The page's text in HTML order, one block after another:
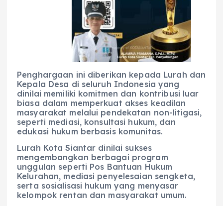
Penghargaan ini diberikan kepada Lurah dan
Kepala Desa di seluruh Indonesia yang
dinilai memiliki komitmen dan kontribusi luar
biasa dalam memperkuat akses keadilan
masyarakat melalui pendekatan non-litigasi,
seperti mediasi, konsultasi hukum, dan
edukasi hukum berbasis komunitas.
Lurah Kota Siantar dinilai sukses
mengembangkan berbagai program
unggulan seperti Pos Bantuan Hukum
Kelurahan, mediasi penyelesaian sengketa,
serta sosialisasi hukum yang menyasar
kelompok rentan dan masyarakat umum.